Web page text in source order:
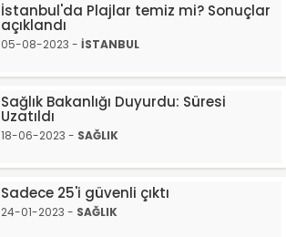
İstanbul'da Plajlar temiz mi? Sonuçlar
açıklandı
05-08-2023 - İSTANBUL
Sağlık Bakanlığı Duyurdu: Süresi
Uzatıldı
18-06-2023 - SAĞLIK
Sadece 25'i güvenli çıktı
24-01-2023 - SAĞLIK